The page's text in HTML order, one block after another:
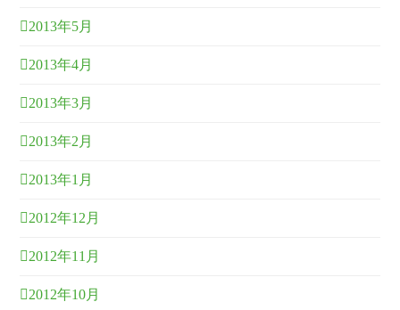
2013年5月
2013年4月
2013年3月
2013年2月
2013年1月
2012年12月
2012年11月
2012年10月